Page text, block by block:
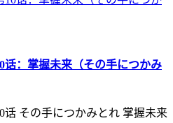
话：掌握未来（その手につかみ
话 その手につかみとれ 掌握未来